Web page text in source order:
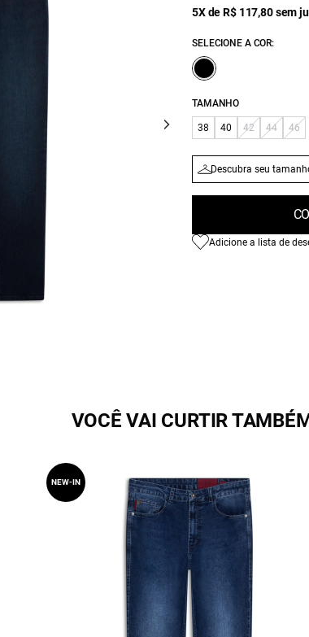
5X de R$ 117,80 sem
SELECIONE A COR:
TAMANHO
38 40 42 44 46
Descubra seu
Adicione a lista de
VOCÊ VAI CURTIR
NEW-IN